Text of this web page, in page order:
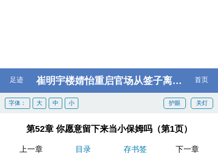
足迹 崔明宇楼婧怡重启官场从签子离婚协议开
首页
关灯
护眼
字体： 大 中 小
第52章 你愿意留下来当小保姆吗（第1页）
上一章 目录 存书签 下一章